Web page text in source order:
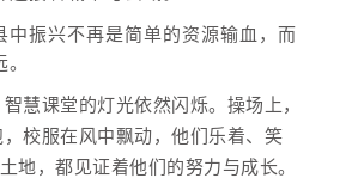
中振兴不再是简单的资源输血，而
慧课堂的灯光依然闪烁。 操场上，
校服在风中飘动，他们乐着、笑
地，都见证着他们的努力与成长。